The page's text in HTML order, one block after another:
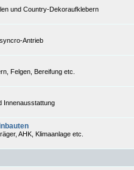
und Country-Dekoraufklebern
Antrieb
Felgen, Bereifung etc.
Innenausstattung
AHK, Klimaanlage etc.